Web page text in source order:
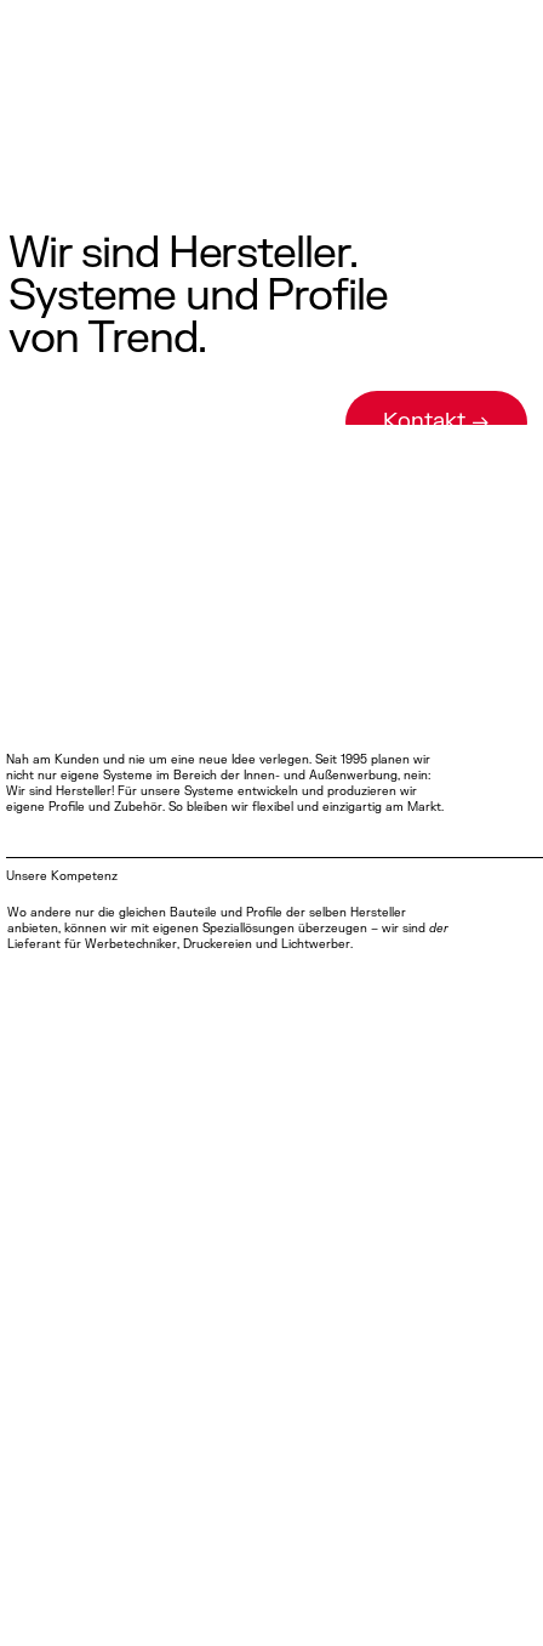
Wir sind Hersteller.
Systeme und Profile
von Trend.
Kontakt →
Nah am Kunden und nie um eine neue Idee verlegen. Seit 1995 planen wir
nicht nur eigene Systeme im Bereich der Innen- und Außenwerbung, nein:
Wir sind Hersteller! Für unsere Systeme entwickeln und produzieren wir
eigene Profile und Zubehör. So bleiben wir flexibel und einzigartig am Markt.
Wo andere nur die gleichen Bauteile und Profile der selben Hersteller
anbieten, können wir mit eigenen Speziallösungen überzeugen – wir sind der
Lieferant für Werbetechniker, Druckereien und Lichtwerber.
Unsere Kompetenz